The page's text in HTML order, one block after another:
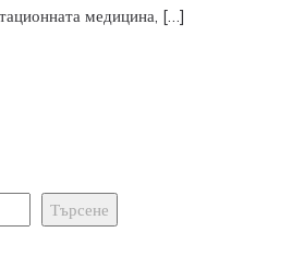
медицина, […]
Търсене